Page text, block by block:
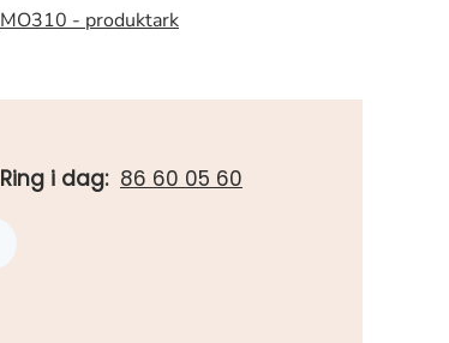
MO310 - produktark
Ring i dag: 86 60 05 60